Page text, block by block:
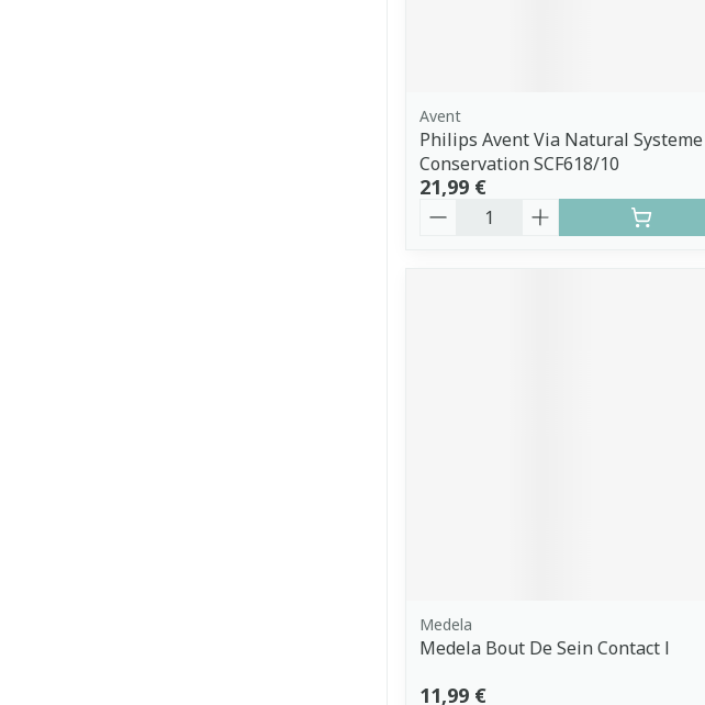
Avent
Philips Avent Via Natural Systeme
Conservation SCF618/10
21,99 €
Quantité
Medela
Medela Bout De Sein Contact l
11,99 €